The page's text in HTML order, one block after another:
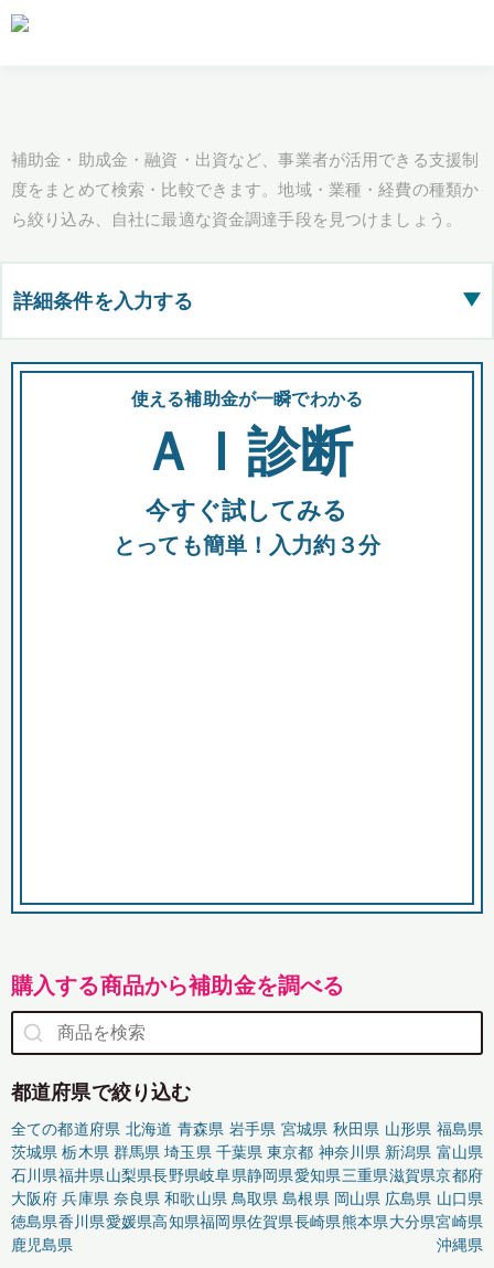
補助金・助成金・融資・出資など、事業者が活用できる支援制
度をまとめて検索・比較できます。地域・業種・経費の種類か
ら絞り込み、自社に最適な資金調達手段を見つけましょう。
詳細条件を入力する ▶
都道府県
全国の検索結果を含めて表示
助成金 融資 出資
使える補助金が一瞬でわかる
ＡＩ診断
今すぐ試してみる
とっても簡単！入力約３分
購入する商品から補助金を調べる
都道府県で絞り込む
全ての都道府県 北海道 青森県 岩手県 宮城県 秋田県 山形県 福島県
茨城県 栃木県 群馬県 埼玉県 千葉県 東京都 神奈川県 新潟県 富山県
石川県福井県山梨県長野県岐阜県静岡県愛知県三重県滋賀県京都府
大阪府 兵庫県 奈良県 和歌山県 鳥取県 島根県 岡山県 広島県 山口県
徳島県香川県愛媛県高知県福岡県佐賀県長崎県熊本県大分県宮崎県
鹿児島県
沖縄県